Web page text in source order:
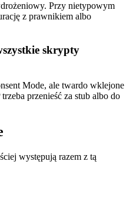
Przy nietypowym
z prawnikiem albo
skrypty
Mode, ale twardo wklejone
przenieść za stub albo do
występują razem z tą